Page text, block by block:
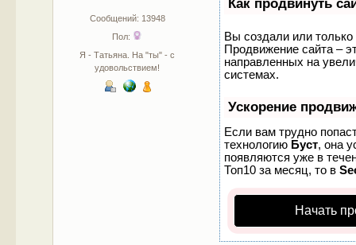
Сообщений: 13948
Пол:
Я - Татьяна. На "ты" - с
удовольствием!
Как продвинуть
Вы создали или только
Продвижение сайта –
направленных на
системах.
Ускорение
Если вам трудно
технологию Буст, она
появляются уже в
Топ10 за месяц, то в
Начать